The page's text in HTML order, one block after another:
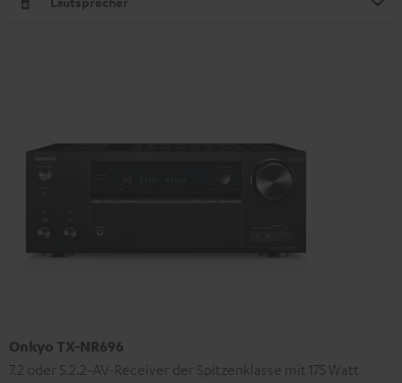
Onkyo TX-NR696
7.2 oder 5.2.2-AV-Receiver der Spitzenklasse mit 175 Watt